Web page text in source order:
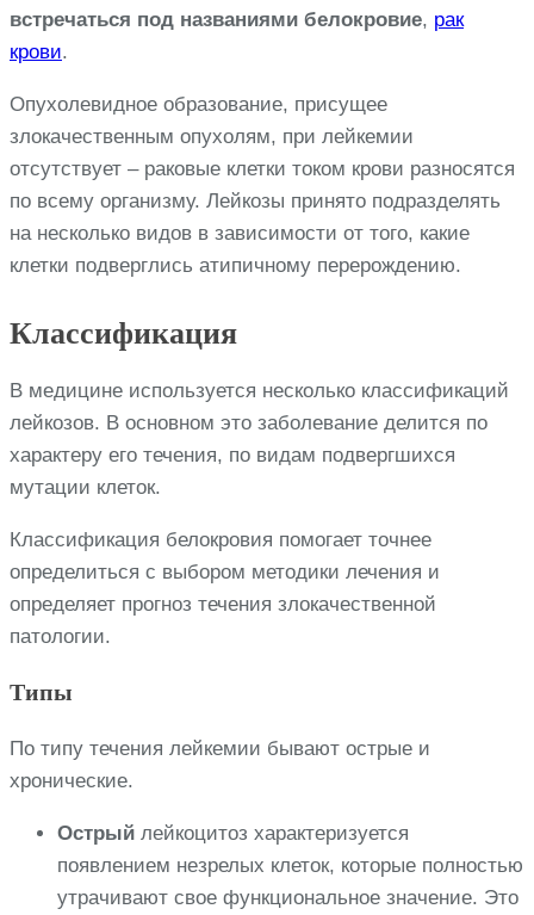
встречаться под названиями белокровие, рак
крови.
Опухолевидное образование, присущее
злокачественным опухолям, при лейкемии
отсутствует – раковые клетки током крови разносятся
по всему организму. Лейкозы принято подразделять
на несколько видов в зависимости от того, какие
клетки подверглись атипичному перерождению.
Классификация
В медицине используется несколько классификаций
лейкозов. В основном это заболевание делится по
характеру его течения, по видам подвергшихся
мутации клеток.
Классификация белокровия помогает точнее
определиться с выбором методики лечения и
определяет прогноз течения злокачественной
патологии.
Типы
По типу течения лейкемии бывают острые и
хронические.
Острый лейкоцитоз характеризуется
появлением незрелых клеток, которые полностью
утрачивают свое функциональное значение. Это